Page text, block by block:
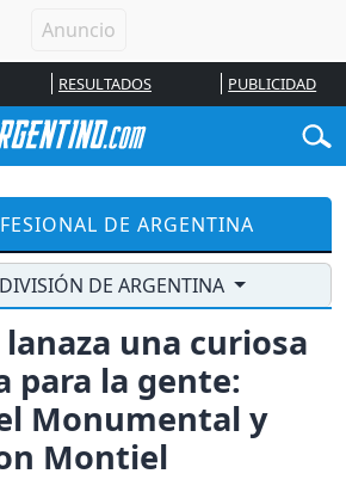
RESULTADOS PUBLICIDAD
DE ARGENTINA
DE ARGENTINA
una curiosa
para la gente:
Monumental y
Montiel